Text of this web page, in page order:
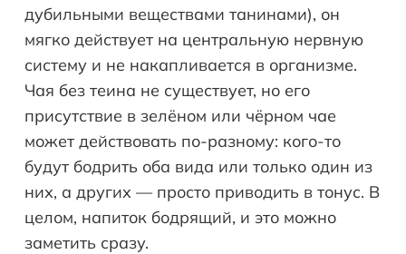
дубильными веществами танинами), он
мягко действует на центральную нервную
систему и не накапливается в организме.
Чая без теина не существует, но его
присутствие в зелёном или чёрном чае
может действовать по-разному: кого-то
будут бодрить оба вида или только один из
них, а других — просто приводить в тонус. В
целом, напиток бодрящий, и это можно
заметить сразу.